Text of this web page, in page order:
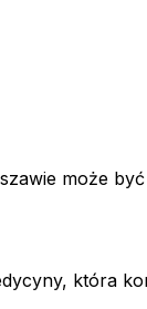
może
która